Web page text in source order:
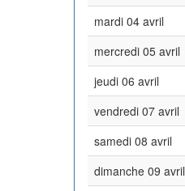
mardi 04 avril
mercredi 05 avril
jeudi 06 avril
vendredi 07 avril
samedi 08 avril
dimanche 09 avril